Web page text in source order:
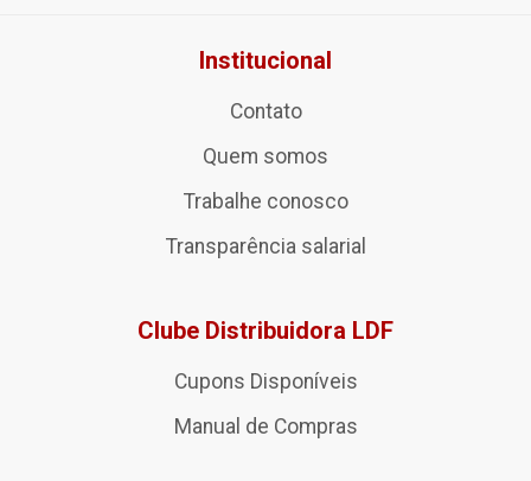
Institucional
Contato
Quem somos
Trabalhe conosco
Transparência salarial
Clube Distribuidora LDF
Cupons Disponíveis
Manual de Compras